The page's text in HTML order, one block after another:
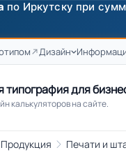
Дизайн
типография для
калькуляторов на сайте.
Продукция Печати и